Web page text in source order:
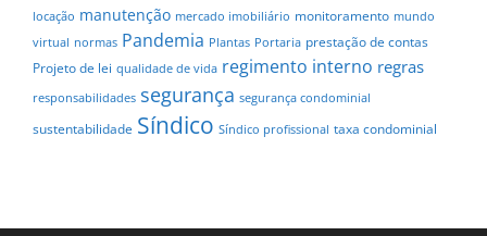
locação manutenção mercado imobiliário monitoramento mundo
virtual normas Pandemia Plantas Portaria prestação de contas
Projeto de lei qualidade de vida regimento interno regras
responsabilidades segurança segurança condominial
sustentabilidade Síndico Síndico profissional taxa condominial